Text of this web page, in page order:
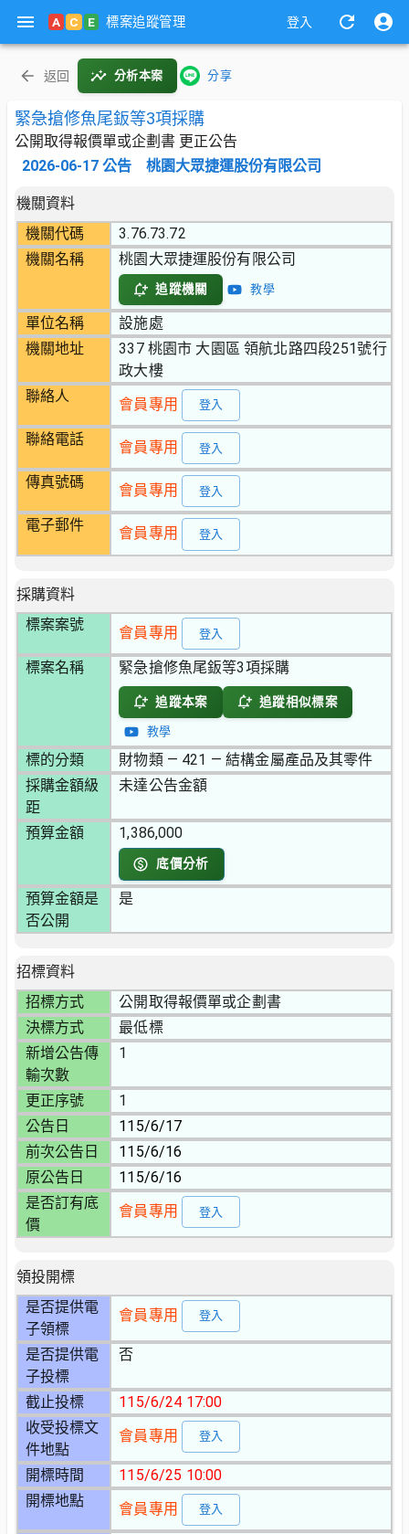
A C E 標案追蹤管理 登入
返回 分析本案 分享
緊急搶修魚尾鈑等3項採購
公開取得報價單或企劃書 更正公告
2026-06-17 公告 桃園大眾捷運股份有限公司
機關資料
機關代碼
3.76.73.72
機關名稱
桃園大眾捷運股份有限公司
追蹤機關 教學
單位名稱
設施處
機關地址
337 桃園市 大園區 領航北路四段251號行
政大樓
聯絡人
會員專用 登入
聯絡電話 會員專用 登入
傳真號碼 會員專用 登入
電子郵件 會員專用 登入
採購資料
標案案號
會員專用 登入
標案名稱 緊急搶修魚尾鈑等3項採購
追蹤本案 追蹤相似標案
教學
標的分類
財物類 — 421 — 結構金屬產品及其零件
採購金額級
距
未達公告金額
預算金額 1,386,000
底價分析
預算金額是
否公開
是
招標資料
招標方式
公開取得報價單或企劃書
決標方式
最低標
新增公告傳
輸次數
1
更正序號
1
公告日
115/6/17
前次公告日
115/6/16
原公告日
115/6/16
是否訂有底
價
會員專用 登入
領投開標
是否提供電
子領標
會員專用 登入
是否提供電
子投標
否
截止投標
115/6/24 17:00
收受投標文
件地點
會員專用 登入
開標時間
115/6/25 10:00
開標地點
會員專用 登入